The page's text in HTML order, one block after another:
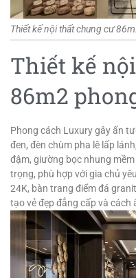
Thiết kế nội thất chung cư
Thiết kế
86m2
Phong cách Luxury gây ấn
đen, đèn chùm pha lê lấp
đậm, giường bọc nhung
trọng, phù hợp với gia chủ
24K, bàn trang điểm đá
tạo vẻ đẹp đẳng cấp và cách